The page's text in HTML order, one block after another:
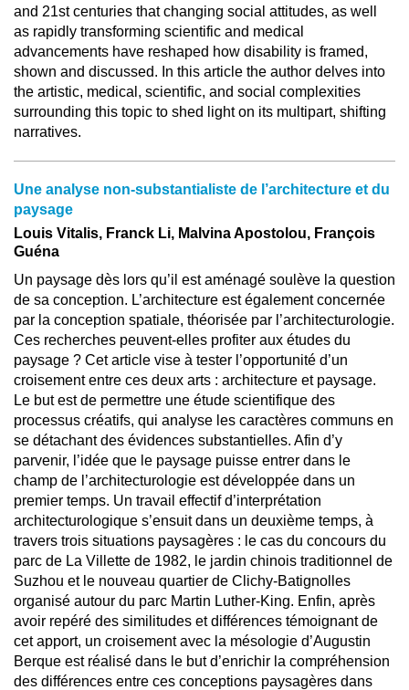
and 21st centuries that changing social attitudes, as well
as rapidly transforming scientific and medical
advancements have reshaped how disability is framed,
shown and discussed. In this article the author delves into
the artistic, medical, scientific, and social complexities
surrounding this topic to shed light on its multipart, shifting
narratives.
Une analyse non-substantialiste de l’architecture et du
paysage
Louis Vitalis, Franck Li, Malvina Apostolou, François
Guéna
Un paysage dès lors qu’il est aménagé soulève la question
de sa conception. L’architecture est également concernée
par la conception spatiale, théorisée par l’architecturologie.
Ces recherches peuvent-elles profiter aux études du
paysage ? Cet article vise à tester l’opportunité d’un
croisement entre ces deux arts : architecture et paysage.
Le but est de permettre une étude scientifique des
processus créatifs, qui analyse les caractères communs en
se détachant des évidences substantielles. Afin d’y
parvenir, l’idée que le paysage puisse entrer dans le
champ de l’architecturologie est développée dans un
premier temps. Un travail effectif d’interprétation
architecturologique s’ensuit dans un deuxième temps, à
travers trois situations paysagères : le cas du concours du
parc de La Villette de 1982, le jardin chinois traditionnel de
Suzhou et le nouveau quartier de Clichy-Batignolles
organisé autour du parc Martin Luther-King. Enfin, après
avoir repéré des similitudes et différences témoignant de
cet apport, un croisement avec la mésologie d’Augustin
Berque est réalisé dans le but d’enrichir la compréhension
des différences entre ces conceptions paysagères dans